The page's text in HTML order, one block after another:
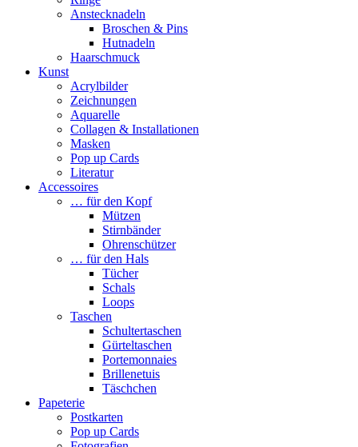
Anstecknadeln
Broschen & Pins
Hutnadeln
Haarschmuck
Kunst
Acrylbilder
Zeichnungen
Aquarelle
Collagen & Installationen
Masken
Pop up Cards
Literatur
Accessoires
… für den Kopf
Mützen
Stirnbänder
Ohrenschützer
… für den Hals
Tücher
Schals
Loops
Taschen
Schultertaschen
Gürteltaschen
Portemonnaies
Brillenetuis
Täschchen
Papeterie
Postkarten
Pop up Cards